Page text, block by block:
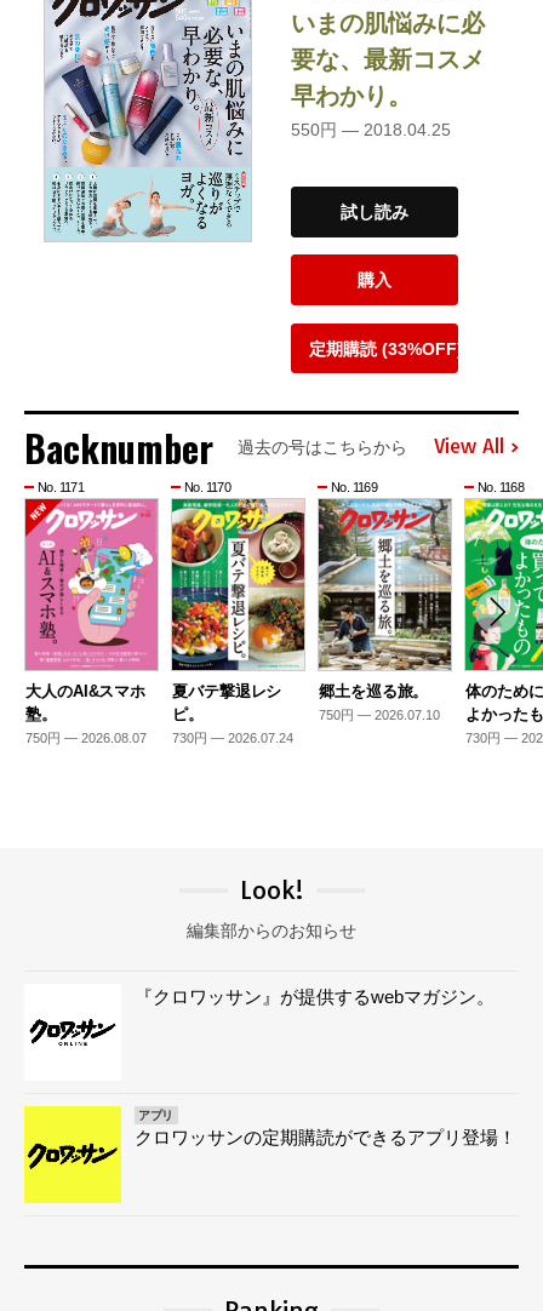
いまの肌悩みに必
要な、最新コスメ
早わかり。
550円 — 2018.04.25
試し読み
購入
定期購読 (33%OFF)
Backnumber 過去の号はこちらから View All
No. 1171
大人のAI&スマホ
塾。
750円 — 2026.08.07
No. 1170
夏バテ撃退レシ
ピ。
730円 — 2026.07.24
No. 1169
郷土を巡る旅。
750円 — 2026.07.10
No. 1168
体のため
よかった
730円 —
Look!
編集部からのお知らせ
『クロワッサン』が提供するwebマガジン。
アプリ
クロワッサンの定期購読ができるアプリ登場！